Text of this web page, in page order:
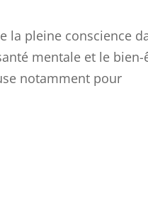
la pleine conscience
mentale et le bien-
notamment pour